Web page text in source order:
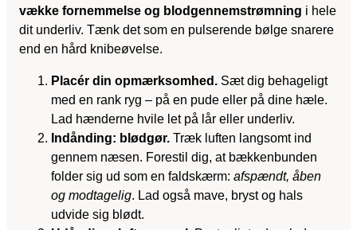
vække fornemmelse og blodgennemstrømning i hele
dit underliv. Tænk det som en pulserende bølge snarere
end en hård knibeøvelse.
Placér din opmærksomhed. Sæt dig behageligt
med en rank ryg – på en pude eller på dine hæle.
Lad hænderne hvile let på lår eller underliv.
Indånding: blødgør. Træk luften langsomt ind
gennem næsen. Forestil dig, at bækkenbunden
folder sig ud som en faldskærm: afspændt, åben
og modtagelig. Lad også mave, bryst og hals
udvide sig blødt.